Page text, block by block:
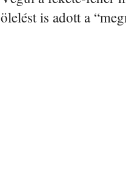
ölelést is adott a